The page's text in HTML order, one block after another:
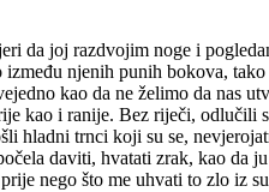
da joj razdvojim noge i
njenih punih bokova,
kao da ne želimo da nas
kao i ranije. Bez riječi, odlučili
hladni trnci koji su se,
daviti, hvatati zrak, kao da
nego što me uhvati to zlo iz